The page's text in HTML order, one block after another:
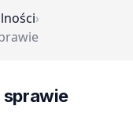
›
sprawie